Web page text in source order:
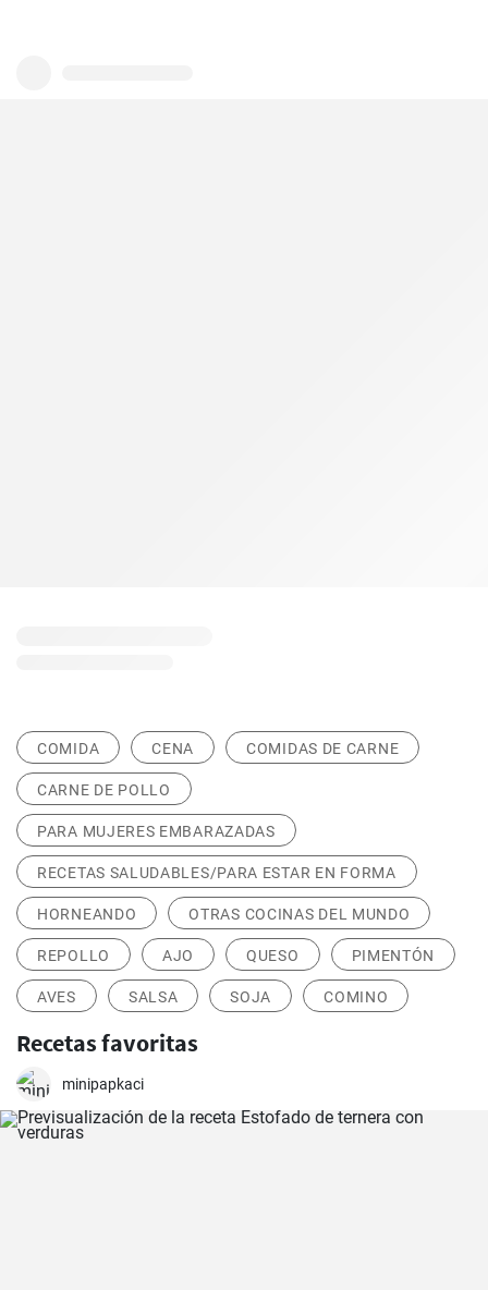
COMIDA CENA COMIDAS DE CARNE
CARNE DE POLLO
PARA MUJERES EMBARAZADAS
RECETAS SALUDABLES/PARA ESTAR EN FORMA
HORNEANDO OTRAS COCINAS DEL MUNDO
REPOLLO AJO QUESO PIMENTÓN
AVES SALSA SOJA COMINO
Recetas favoritas
minipapkaci